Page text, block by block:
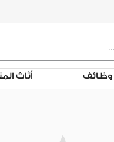
وظائف أثاث